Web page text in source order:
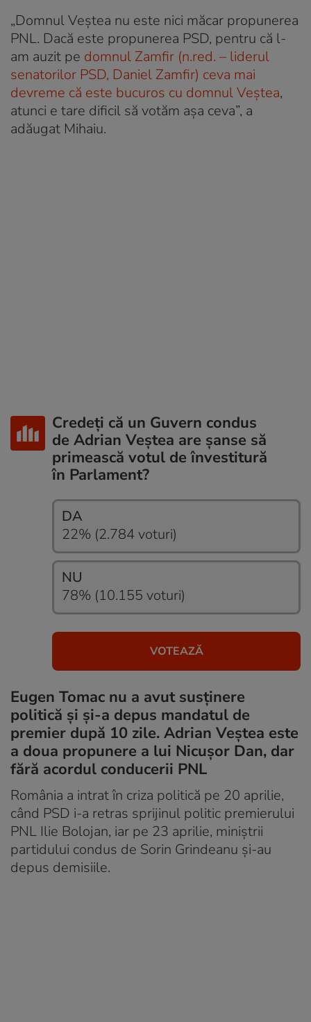
„Domnul Veștea nu este nici măcar propunerea
PNL. Dacă este propunerea PSD, pentru că l-
am auzit pe domnul Zamfir (n.red. – liderul
senatorilor PSD, Daniel Zamfir) ceva mai
devreme că este bucuros cu domnul Veștea,
atunci e tare dificil să votăm așa ceva”, a
adăugat Mihaiu.
Credeți că un Guvern condus
de Adrian Veștea are șanse să
primească votul de învestitură
în Parlament?
DA
22% (2.784 voturi)
NU
78% (10.155 voturi)
Eugen Tomac nu a avut susținere
politică și și-a depus mandatul de
premier după 10 zile. Adrian Veștea este
a doua propunere a lui Nicușor Dan, dar
fără acordul conducerii PNL
România a intrat în criza politică pe 20 aprilie,
când PSD i-a retras sprijinul politic premierului
PNL Ilie Bolojan, iar pe 23 aprilie, miniștrii
partidului condus de Sorin Grindeanu și-au
depus demisiile.